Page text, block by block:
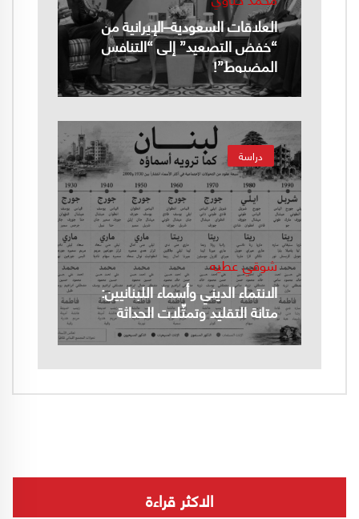
العلاقات السعودية–الإيرانية من
“خفض التصعيد” إلى “التنافس
المضبوط”!
دراسة
شوقي عطيه
الانتماء الديني وأسماء اللبنانيين:
متانة التقليد وتمثّلات الحداثة
الاكثر قراءة